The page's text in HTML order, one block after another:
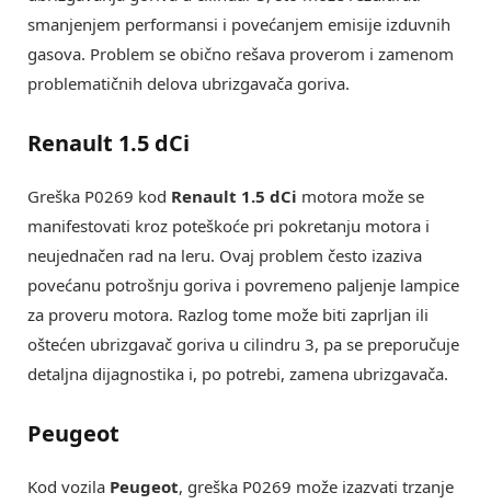
smanjenjem performansi i povećanjem emisije izduvnih
gasova. Problem se obično rešava proverom i zamenom
problematičnih delova ubrizgavača goriva.
Renault 1.5 dCi
Greška P0269 kod Renault 1.5 dCi motora može se
manifestovati kroz poteškoće pri pokretanju motora i
neujednačen rad na leru. Ovaj problem često izaziva
povećanu potrošnju goriva i povremeno paljenje lampice
za proveru motora. Razlog tome može biti zaprljan ili
oštećen ubrizgavač goriva u cilindru 3, pa se preporučuje
detaljna dijagnostika i, po potrebi, zamena ubrizgavača.
Peugeot
Kod vozila Peugeot, greška P0269 može izazvati trzanje